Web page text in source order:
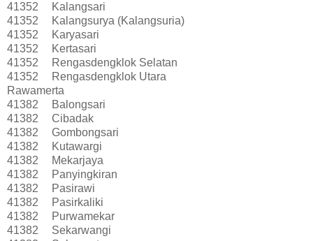
41352
Kalangsari
41352
Kalangsurya (Kalangsuria)
41352
Karyasari
41352
Kertasari
41352
Rengasdengklok Selatan
41352
Rengasdengklok Utara
Rawamerta
41382
Balongsari
41382
Cibadak
41382
Gombongsari
41382
Kutawargi
41382
Mekarjaya
41382
Panyingkiran
41382
Pasirawi
41382
Pasirkaliki
41382
Purwamekar
41382
Sekarwangi